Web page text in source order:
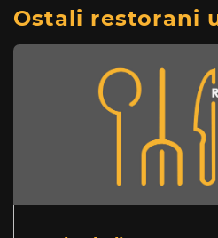
Ostali restorani